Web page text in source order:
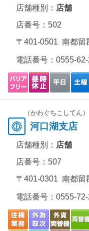
店舗種別： 店舗
店番号：502
〒401-0501 南都留
電話番号： 0555-
（かわぐちこしてん）
河口湖支店
店舗種別： 店舗
店番号：507
〒401-0301 南都留
電話番号： 0555-